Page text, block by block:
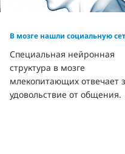
В мозге нашли социальную
Специальная нейронная
структура в мозге
млекопитающих отвечает
удовольствие от общения.